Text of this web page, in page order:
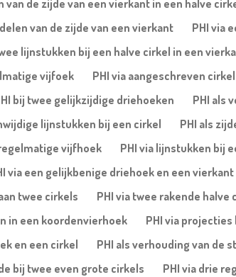
van de zijde van een vierkant in een halve
van de zijde van een vierkant
PHI via
lijnstukken bij een halve cirkel in een
vijfoek
PHI via aangeschreven
bij twee gelijkzijdige driehoeken
PHI als
lijnstukken bij een cirkel
PHI als
vijfhoek
PHI via lijnstukken bij
via een gelijkbenige driehoek en een
twee cirkels
PHI via twee rakende
in een koordenvierhoek
PHI via
en een cirkel
PHI als verhouding van de
bij twee even grote cirkels
PHI via drie